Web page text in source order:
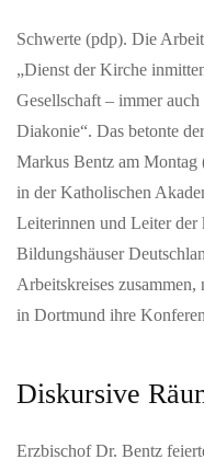
JUNI 12, 2026
Englische
-und auf Tour in
The Wow!…
Public Viewing
Fussballnacht in
FCS Arena.Freue dich
Schwerte (pdp). Die
„Dienst der Kirche
Gesellschaft – immer
Diakonie“. Das betonte
Markus Bentz am Montag
in der Katholischen
Leiterinnen und Leiter der
Bildungshäuser
Arbeitskreises
in Dortmund ihre
Diskursive
Erzbischof Dr. Bentz